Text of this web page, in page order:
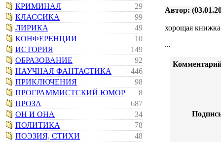
КРИМИНАЛ
29
КЛАССИКА
99
ЛИРИКА
49
КОНФЕРЕНЦИИ
10
ИСТОРИЯ
149
ОБРАЗОВАНИЕ
92
НАУЧНАЯ ФАНТАСТИКА
446
ПРИКЛЮЧЕНИЯ
98
ПРОГРАММИСТСКИЙ ЮМОР
8
ПРОЗА
687
ОН И ОНА
34
ПОЛИТИКА
78
ПОЭЗИЯ, СТИХИ
48
Автор:
хорощая книжка
...